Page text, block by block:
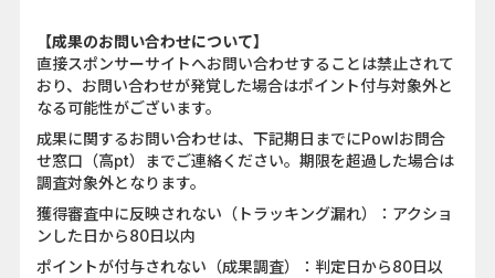
【成果のお問い合わせについて】
直接スポンサーサイトへお問い合わせすることは禁止されて
おり、お問い合わせが発覚した場合はポイント付与対象外と
なる可能性がございます。
成果に関するお問い合わせは、下記期日までにPowlお問合
せ窓口（高pt）までご連絡ください。期限を超過した場合は
調査対象外となります。
獲得審査中に反映されない（トラッキング漏れ）：アクショ
ンした日から80日以内
ポイントが付与されない（成果調査）：判定日から80日以